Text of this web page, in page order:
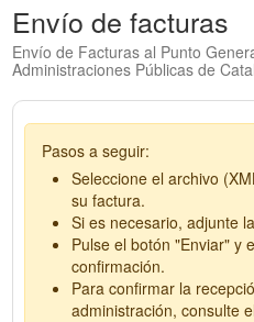
Envío de facturas
Envío de Facturas al Punto
Administraciones Públicas de
Pasos a seguir:
Seleccione el archivo
su factura.
Si es necesario, adjunte
Pulse el botón "Enviar" y
confirmación.
Para confirmar la
administración, consulte